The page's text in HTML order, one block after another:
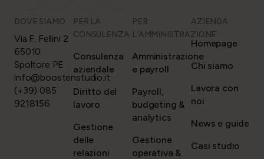
DOVE SIAMO
Via F. Fellini 2
65010
Spoltore PE
info@boostenstudio.it
(+39) 085
9218156
PER LA
CONSULENZA
Consulenza
aziendale
Diritto del
lavoro
Gestione
delle
relazioni
PER
L’AMMINISTRAZIONE
Amministrazione
e payroll
Payroll,
budgeting &
analytics
Gestione
operativa &
AZIENDA
Homepage
Chi siamo
Lavora con
noi
News e guide
Casi studio